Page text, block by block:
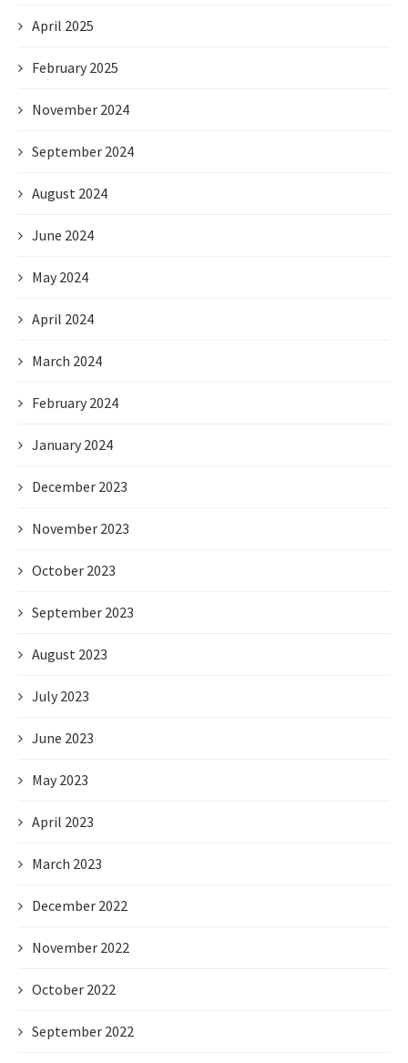
April 2025
February 2025
November 2024
September 2024
August 2024
June 2024
May 2024
April 2024
March 2024
February 2024
January 2024
December 2023
November 2023
October 2023
September 2023
August 2023
July 2023
June 2023
May 2023
April 2023
March 2023
December 2022
November 2022
October 2022
September 2022